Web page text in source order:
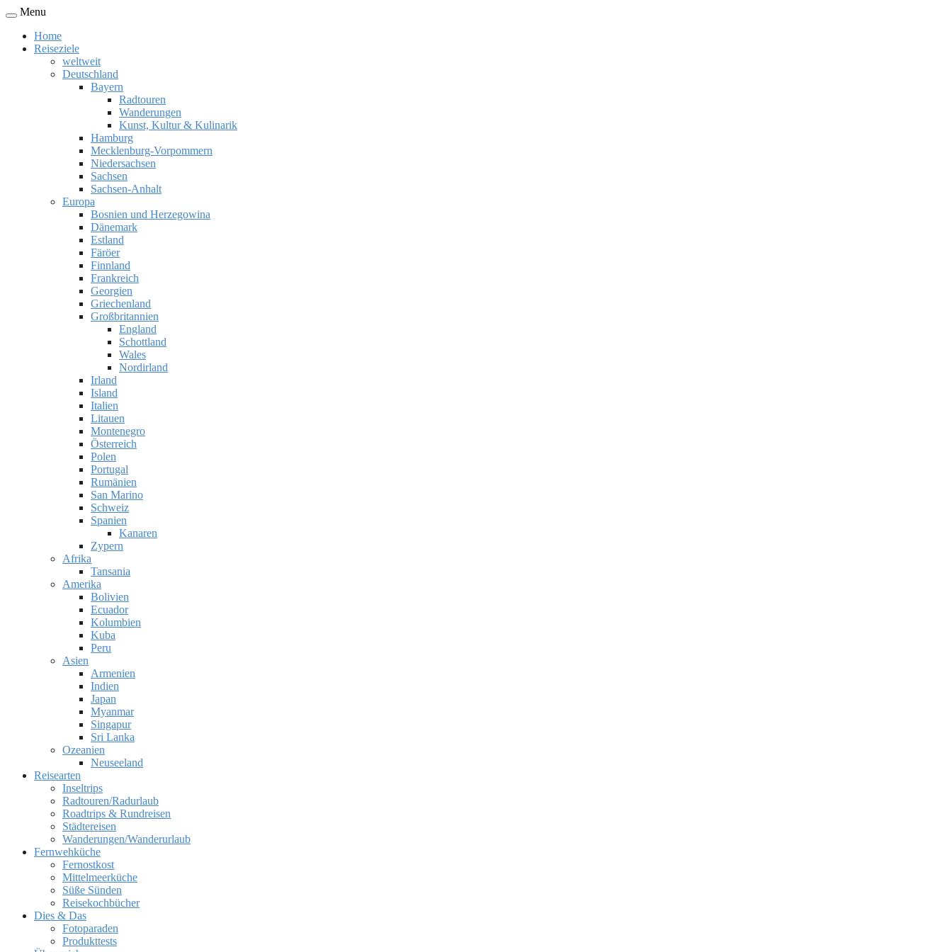
Menu
Home
Reiseziele
weltweit
Deutschland
Bayern
Radtouren
Wanderungen
Kunst, Kultur & Kulinarik
Hamburg
Mecklenburg-Vorpommern
Niedersachsen
Sachsen
Sachsen-Anhalt
Europa
Bosnien und Herzegowina
Dänemark
Estland
Färöer
Finnland
Frankreich
Georgien
Griechenland
Großbritannien
England
Schottland
Wales
Nordirland
Irland
Island
Italien
Litauen
Montenegro
Österreich
Polen
Portugal
Rumänien
San Marino
Schweiz
Spanien
Kanaren
Zypern
Afrika
Tansania
Amerika
Bolivien
Ecuador
Kolumbien
Kuba
Peru
Asien
Armenien
Indien
Japan
Myanmar
Singapur
Sri Lanka
Ozeanien
Neuseeland
Reisearten
Inseltrips
Radtouren/Radurlaub
Roadtrips & Rundreisen
Städtereisen
Wanderungen/Wanderurlaub
Fernwehküche
Fernostkost
Mittelmeerküche
Süße Sünden
Reisekochbücher
Dies & Das
Fotoparaden
Produkttests